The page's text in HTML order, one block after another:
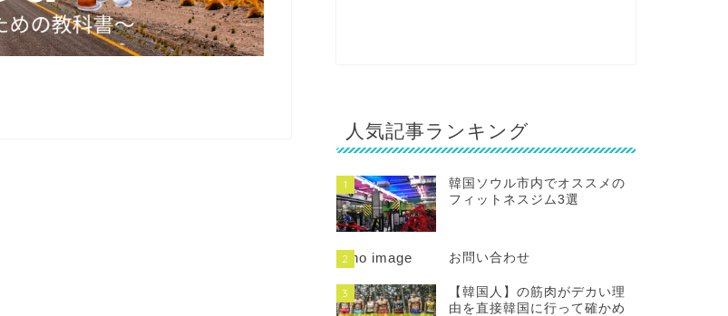
人気記事ランキング
1
韓国ソウル市内でオススメの
フィットネスジム3選
2 お問い合わせ
3
【韓国人】の筋肉がデカい理
由を直接韓国に行って確かめ